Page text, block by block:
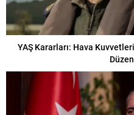
YAŞ Kararları: Hava